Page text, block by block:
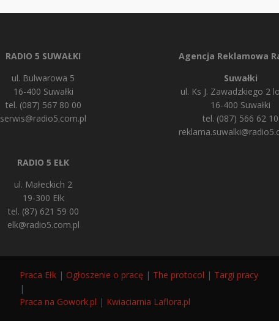
RADIO 5 SUWAŁKI
ul. Bulwarowa 5
16-400 Suwałki
tel. (087) 567 80 00
serwis@radio5.com.pl
RADIO 5 EŁK
ul. Małeckich 2
19-300 Ełk
tel. (87) 621 59 00
elk@radio5.com.pl
Agencja Reklamowa
Suwałki
ul. Ks J. Zawadzkiego 2
16-400 Suwałki
tel. (087) 566 62 10
Praca Ełk | Ogłoszenie o pracę | The protocol | Targi pracy
|
Praca na Gowork.pl | Kwiaciarnia Laflora.pl